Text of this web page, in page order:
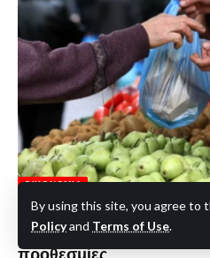
By using this site, you agree to
Policyand Terms of Use.
ΟΙΚΟΝΟΜΊΑ
ΠΣτΕ: Νέα πρόσκληση για
σε παραγωγούς πωλητές